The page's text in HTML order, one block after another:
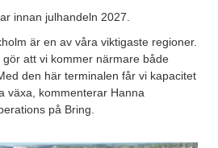
innan julhandeln 2027.
är en av våra viktigaste regioner.
att vi kommer närmare både
den här terminalen får vi kapacitet
växa, kommenterar Hanna
på Bring.